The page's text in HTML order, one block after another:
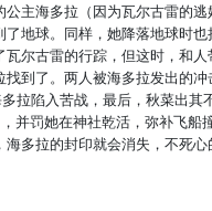
海多拉（因为瓦尔古雷的逃
地球。同样，她降落地球时
瓦尔古雷的行踪，但这时，和
了。两人被海多拉发出的冲
拉陷入苦战，最后，秋菜出其
并罚她在神社乾活，弥补飞船
拉的封印就会消失，不死心